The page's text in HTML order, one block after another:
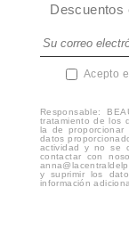
Descuentos
Acepto
Responsable:
tratamiento de los
la de proporcionar
datos
actividad y no se
contactar con
y suprimir los
información